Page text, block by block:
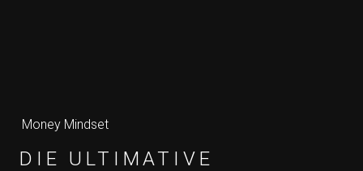
Money Mindset
DIE ULTIMATIVE